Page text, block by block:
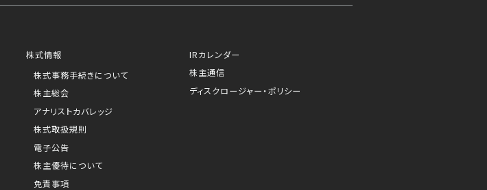
株式情報
株式事務手続きについて
株主総会
アナリストカバレッジ
株式取扱規則
電子公告
株主優待について
免責事項
IRカレンダー
株主通信
ディスクロージャー・ポリシー